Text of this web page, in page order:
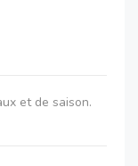
et de saison.